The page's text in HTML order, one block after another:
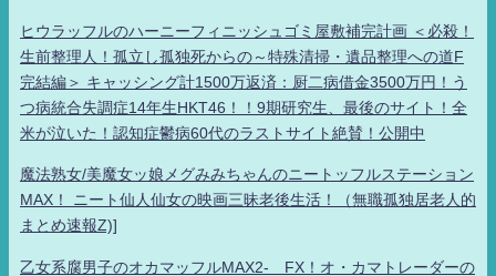
ヒウラッフルのハーニーフィニッシュゴミ屋敷補完計画 ＜必殺！
生前整理人！孤立し孤独死からの～特殊清掃・遺品整理への道F
完結編＞ キャッシング計1500万返済：厨二病借金3500万円！う
つ病統合失調症14年生HKT46！！9期研究生、最後のサイト！全
米が泣いた！認知症鬱病60代のラストサイト絶賛！公開中
魔法熟女/美魔女ッ娘メグみみちゃんのニートッフルステーション
MAX！ ニート仙人仙女の映画三昧老後生活！（無職孤独居老人的
まとめ速報Z)]
乙女系腐男子のオカマッフルMAX2- FX！オ・カマトレーダーの